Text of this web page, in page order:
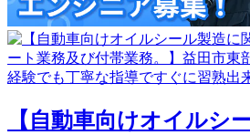
【自動車向けオイルシ